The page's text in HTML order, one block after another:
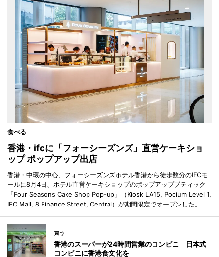
食べる
香港・ifcに「フォーシーズンズ」直営ケーキショ
ップ ポップアップ出店
香港・中環の中心、フォーシーズンズホテル香港から徒歩数分のIFCモ
ールに8月4日、ホテル直営ケーキショップのポップアップブティック
「Four Seasons Cake Shop Pop-up」（Kiosk LA15, Podium Level 1,
IFC Mall, 8 Finance Street, Central）が期間限定でオープンした。
買う
香港のスーパーが24時間営業のコンビニ 日本式
コンビニに香港食文化を